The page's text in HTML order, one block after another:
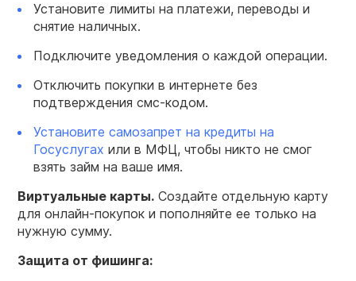
Установите лимиты на платежи, переводы и
снятие наличных.
Подключите уведомления о каждой операции.
Отключить покупки в интернете без
подтверждения смс-кодом.
Установите самозапрет на кредиты на
Госуслугах или в МФЦ, чтобы никто не смог
взять займ на ваше имя.
Виртуальные карты. Создайте отдельную карту
для онлайн-покупок и пополняйте ее только на
нужную сумму.
Защита от фишинга: